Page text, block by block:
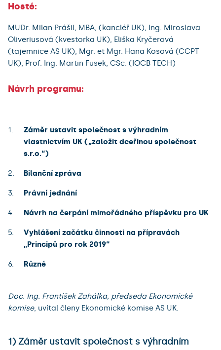
Hosté:
MUDr. Milan Prášil, MBA, (kancléř UK), Ing. Miroslava
Oliveriusová (kvestorka UK), Eliška Kryčerová
(tajemnice AS UK), Mgr. et Mgr. Hana Kosová (CCPT
UK), Prof. Ing. Martin Fusek, CSc. (IOCB TECH)
Návrh programu:
Záměr ustavit společnost s výhradním
vlastnictvím UK („založit dceřinou společnost
s.r.o.“)
Bilanční zpráva
Právní jednání
Návrh na čerpání mimořádného příspěvku pro UK
Vyhlášení začátku činnosti na přípravách
„Principů pro rok 2019“
Různé
Doc. Ing. František Zahálka, předseda Ekonomické
komise, uvítal členy Ekonomické komise AS UK.
1) Záměr ustavit společnost s výhradním